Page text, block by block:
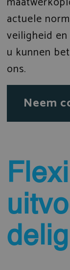
actuele
veiligheid
u kunnen
ons.
Neem